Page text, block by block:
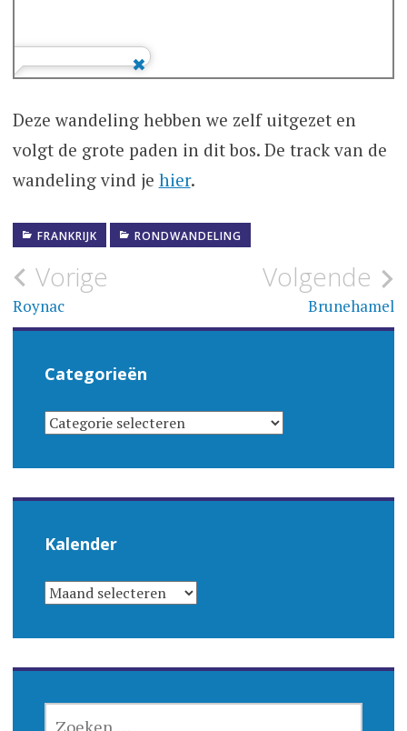
Deze wandeling hebben we zelf uitgezet en
volgt de grote paden in dit bos. De track van de
wandeling vind je hier.
FRANKRIJK RONDWANDELING
Bericht
navigatie
Vorige
Roynac
Volgende
Brunehamel
Categorieën
CATEGORIEËN
Kalender
KALENDER